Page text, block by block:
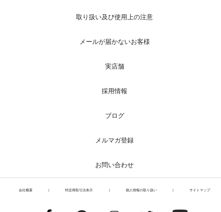
取り扱い及び使用上の注意
メールが届かないお客様
実店舗
採用情報
ブログ
メルマガ登録
お問い合わせ
会社概要 特定商取引法表示 個人情報の取り扱い サイトマップ